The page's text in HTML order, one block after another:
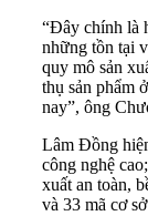
“Đây chính là
những tồn tại
quy mô sản
thụ sản phẩm
nay”, ông
Lâm Đồng
công nghệ
xuất an toàn,
và 33 mã cơ